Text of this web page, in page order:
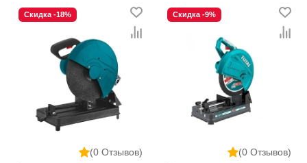
(0 Отзывов)
Скидка -18%
(0 Отзывов)
Скидка -9%